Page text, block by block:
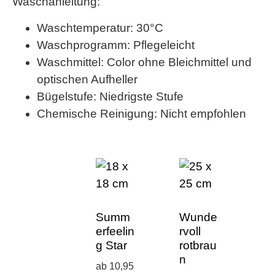
Waschtemperatur: 30°C
Waschprogramm: Pflegeleicht
Waschmittel: Color ohne Bleichmittel und
optischen Aufheller
Bügelstufe: Niedrigste Stufe
Chemische Reinigung: Nicht empfohlen
Summ
erfeelin
g Star
ab 10,95
Wunde
rvoll
rotbrau
n